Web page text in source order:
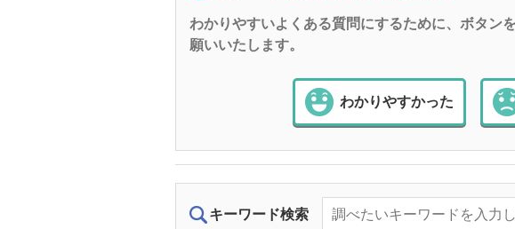
わかりやすいよくある質問にするために、ボタン
願いいたします。
わかりやすかった
キーワード検索